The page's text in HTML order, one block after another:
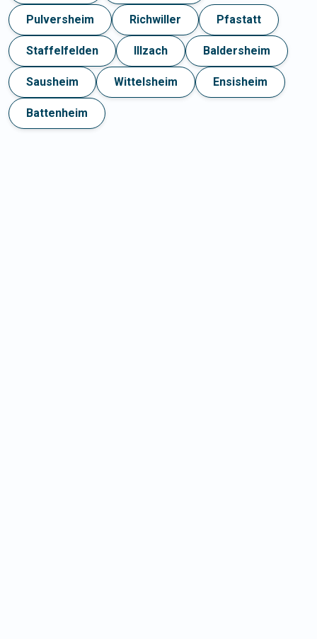
Pulversheim Richwiller Pfastatt
Staffelfelden Illzach Baldersheim
Sausheim Wittelsheim Ensisheim
Battenheim